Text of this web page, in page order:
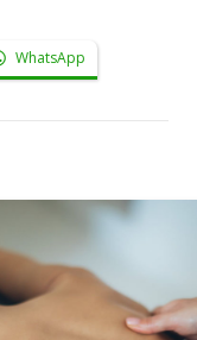
WhatsApp